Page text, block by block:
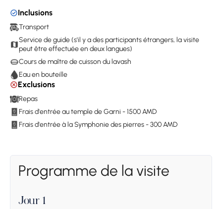
Inclusions
Transport
Service de guide (s'il y a des participants étrangers, la visite
peut être effectuée en deux langues)
Cours de maître de cuisson du lavash
Eau en bouteille
Exclusions
Repas
Frais d'entrée au temple de Garni - 1500 AMD
Frais d'entrée à la Symphonie des pierres - 300 AMD
Programme de la visite
Jour 1